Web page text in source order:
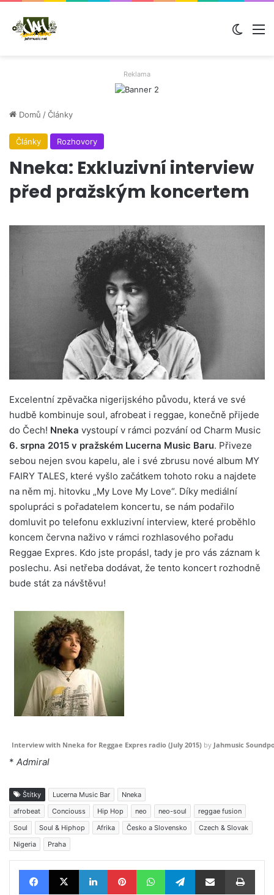
Reklama
Domů /Články
Články Rozhovory
Nneka: Exkluzivní interview
před pražským koncertem
Excelentní zpěvačka nigerijského původu, která ve své
hudbě kombinuje soul, afrobeat i reggae, konečně přijede
do Čech! Nneka vystoupí v rámci pozvání od Charm Music
6. srpna 2015 v pražském Lucerna Music Baru. Přiveze
sebou nejen svou kapelu, ale i své zbrusu nové album MY
FAIRY TALES, které vyšlo začátkem tohoto roku a najdete
na něm mj. hitovku „My Love My Love“. Díky mediální
spolupráci s pořadatelem koncertu, se nám podařilo
domluvit po telefonu exkluzivní interview, které proběhlo
koncem června naživo v rámci rozhlasového pořadu
Reggae Expres. Kdo jste propásl, tady je pro vás záznam k
poslechu. Asi netřeba dodávat, že tento koncert rozhodně
bude stát za návštěvu!
Interview with Nneka for Reggae Expres radio (July 2015) by Jahmusic
* Admiral
Štítky Lucerna Music Bar
Nneka
afrobeat
Conciouss Hip Hop neo neo-soul
reggae fusion
Soul
Soul & Hiphop Afrika Česko a Slovensko
Czech & Slovak
Nigeria
Praha
Facebook X LinkedIn Pinterest WhatsApp Telegram Sdílet e-mailem